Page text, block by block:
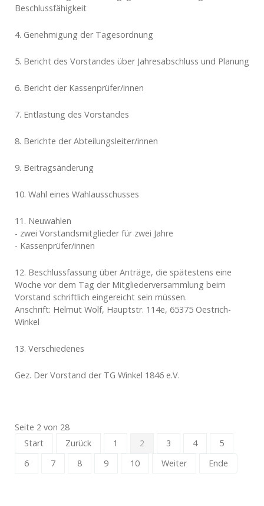
Beschlussfähigkeit
4. Genehmigung der Tagesordnung
5. Bericht des Vorstandes über Jahresabschluss und Planung
6. Bericht der Kassenprüfer/innen
7. Entlastung des Vorstandes
8. Berichte der Abteilungsleiter/innen
9. Beitragsänderung
10. Wahl eines Wahlausschusses
11. Neuwahlen
- zwei Vorstandsmitglieder für zwei Jahre
- Kassenprüfer/innen
12. Beschlussfassung über Anträge, die spätestens eine
Woche vor dem Tag der Mitgliederversammlung beim
Vorstand schriftlich eingereicht sein müssen.
Anschrift: Helmut Wolf, Hauptstr. 114e, 65375 Oestrich-
Winkel
13. Verschiedenes
Gez. Der Vorstand der TG Winkel 1846 e.V.
Seite 2 von 28
Start
Zurück 1 2 3 4
5
6
7 8 9 10 Weiter Ende